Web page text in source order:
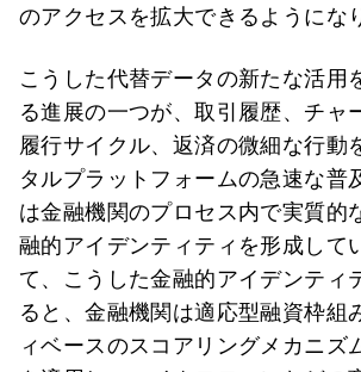
のアクセスを拡大できるようにな
こうした代替データの新たな活用
る進展の一つが、取引履歴、チャ
履行サイクル、返済の微細な行動
タルプラットフォームの急速な普
は金融機関のプロセス内で実質的
融的アイデンティティを形成して
て、こうした金融的アイデンティ
ると、金融機関は適応型融資枠組
ィベースのスコアリングメカニズ